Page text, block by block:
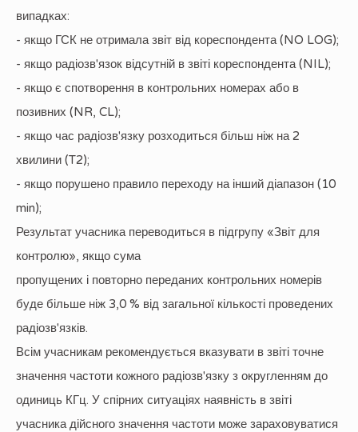
випадках:
- якщо ГСК не отримала звіт від кореспондента (NO LOG);
- якщо радіозв'язок відсутній в звіті кореспондента (NIL);
- якщо є спотворення в контрольних номерах або в
позивних (NR, CL);
- якщо час радіозв'язку розходиться більш ніж на 2
хвилини (T2);
- якщо порушено правило переходу на інший діапазон (10
min);
Результат учасника переводиться в підгрупу «Звіт для
контролю», якщо сума
пропущених і повторно переданих контрольних номерів
буде більше ніж 3,0 % від загальної кількості проведених
радіозв'язків.
Всім учасникам рекомендується вказувати в звіті точне
значення частоти кожного радіозв'язку з округленням до
одиниць КГц. У спірних ситуаціях наявність в звіті
учасника дійсного значення частоти може зараховуватися